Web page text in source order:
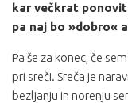
kar večkrat
pa naj bo »dobro«
Pa še za konec, če
pri sreči. Sreča je
bezljanju in norenju